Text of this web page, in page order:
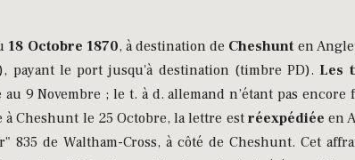
18 Octobre 1870, à destination de Cheshunten
payant le port jusqu'à destination (timbre PD). Les
9 Novembre ; le t. à d. allemand n’étant pas
Cheshunt le 25 Octobre, la lettre est réexpédiée en
835 de Waltham-Cross, à côté de Cheshunt. Cet